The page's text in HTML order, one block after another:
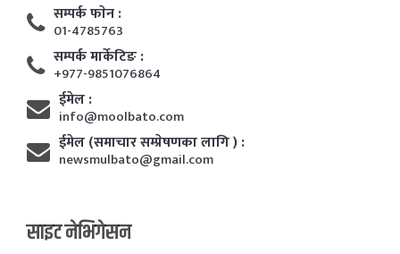
सम्पर्क फाेन :
01-4785763
सम्पर्क मार्केटिङ :
+977-9851076864
ईमेल :
info@moolbato.com
ईमेल (समाचार सम्प्रेषणका लागि ) :
newsmulbato@gmail.com
साइट नेभिगेसन